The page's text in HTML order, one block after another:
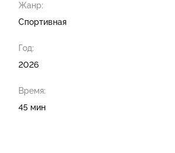
Жанр:
Спортивная
Год:
2026
Время:
45 мин